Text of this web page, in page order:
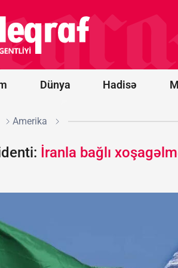
Dünya Hadisə
Amerika
İranla bağlı